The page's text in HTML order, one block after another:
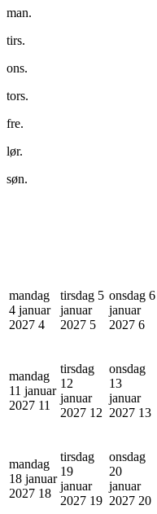
man.
tirs.
ons.
tors.
fre.
lør.
søn.
mandag
4 januar
2027 4
tirsdag 5
januar
2027 5
onsdag 6
januar
2027 6
mandag
11 januar
2027 11
tirsdag
12
januar
2027 12
onsdag
13
januar
2027 13
mandag
18 januar
2027 18
tirsdag
19
januar
2027 19
onsdag
20
januar
2027 20